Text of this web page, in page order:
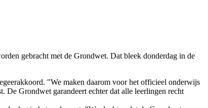
gebracht met de Grondwet. Dat bleek donderdag in de
"We maken daarom voor het officieel onderwijs
De Grondwet garandeert echter dat alle leerlingen recht